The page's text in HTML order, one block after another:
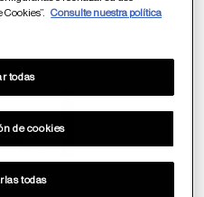
Consulte nuestra política
de cookies
todas
todas